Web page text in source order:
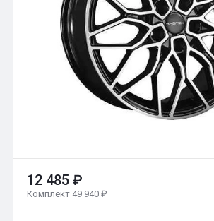
12 485 ₽
Комплект 49 940 ₽